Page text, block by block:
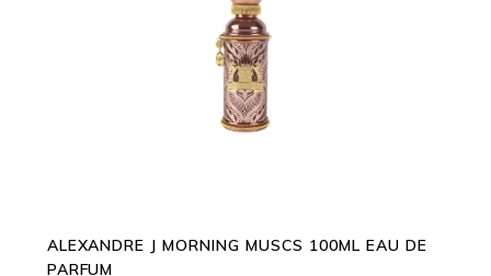
ADD TO CART
ALEXANDRE J MORNING MUSCS 100ML EAU DE
PARFUM